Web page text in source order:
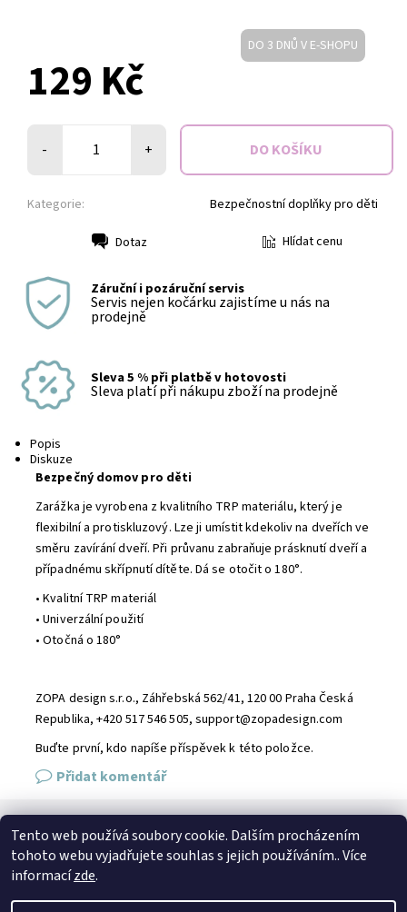
DO 3 DNŮ V E-SHOPU
129 Kč
- +
Kategorie: Bezpečnostní doplňky pro děti
Dotaz Hlídat cenu
Záruční i pozáruční servis
Servis nejen kočárku zajistíme u nás na
prodejně
Sleva 5 % při platbě v hotovosti
Sleva platí při nákupu zboží na prodejně
Popis
Diskuze
Bezpečný domov pro děti
Zarážka je vyrobena z kvalitního TRP materiálu, který je
flexibilní a protiskluzový. Lze ji umístit kdekoliv na dveřích ve
směru zavírání dveří. Při průvanu zabraňuje prásknutí dveří a
případnému skřípnutí dítěte. Dá se otočit o 180°.
• Kvalitní TRP materiál
• Univerzální použití
• Otočná o 180°
ZOPA design s.r.o., Záhřebská 562/41, 120 00 Praha Česká
Republika, +420 517 546 505, support@zopadesign.com
Buďte první, kdo napíše příspěvek k této položce.
Přidat komentář
SPOJTE SE S NÁMI
Kontakt
Tento web používá soubory cookie. Dalším procházením
tohoto webu vyjadřujete souhlas s jejich používáním.. Více
informacízde.